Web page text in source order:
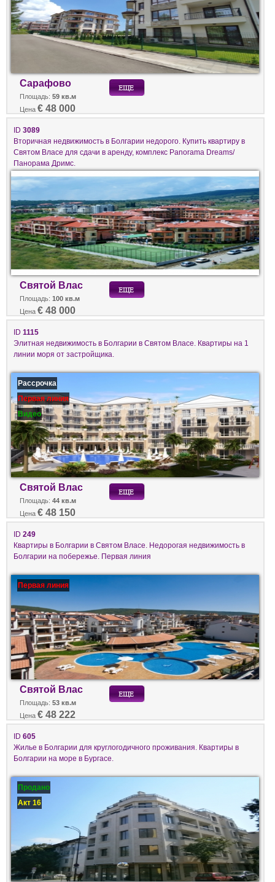
Сарафово
Площадь: 59 кв.м
Цена € 48 000
ID 3089
Вторичная недвижимость в Болгарии недорого. Купить квартиру в
Святом Власе для сдачи в аренду, комплекс Panorama Dreams/
Панорама Дримс.
Святой Влас
Площадь: 100 кв.м
Цена € 48 000
ID 1115
Элитная недвижимость в Болгарии в Святом Власе. Квартиры на 1
линии моря от застройщика.
Рассрочка
Первая линия
Видео
Святой Влас
Площадь: 44 кв.м
Цена € 48 150
ID 249
Квартиры в Болгарии в Святом Власе. Недорогая недвижимость в
Болгарии на побережье. Первая линия
Первая линия
Святой Влас
Площадь: 53 кв.м
Цена € 48 222
ID 605
Жилье в Болгарии для круглогодичного проживания. Квартиры в
Болгарии на море в Бургасе.
Продано
Акт 16